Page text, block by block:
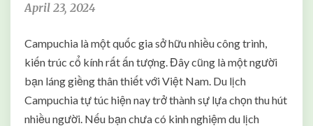
ệ
D
u
L
ị
April 23, 2024
Campuchia là một quốc gia sở hữu nhiều công trình,
kiến trúc cổ kính rất ấn tượng. Đây cũng là một người
bạn láng giềng thân thiết với Việt Nam. Du lịch
Campuchia tự túc hiện nay trở thành sự lựa chọn thu hút
nhiều người. Nếu bạn chưa có kinh nghiệm du lịch